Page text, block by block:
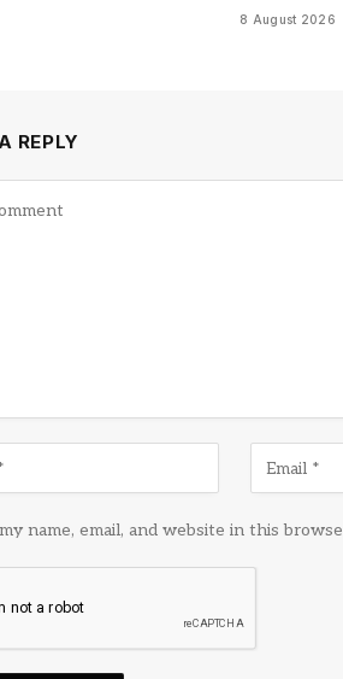
8 August 2026
REPLY
name, email, and website in this